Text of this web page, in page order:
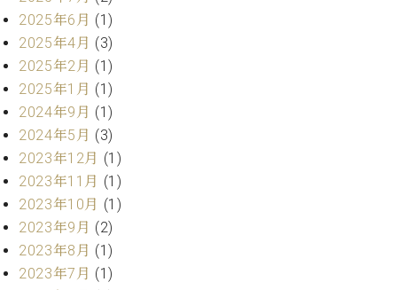
タ
イ
ン
コ
ン
サ
ー
ト
グ
ン
ド
ピ
ア
イ
ン・
シ
ュ
ー
実
績
ホ
ー
ル・
ッ
ス
ン
イ
ベ
ト
理
店
主
催
イ
シュ
ーレ
音楽
教室
ベ
シ
ュ
タ
イ
ン
・
お
問
合
せ
2025年6月 (1)
2025年4月 (3)
2025年2月 (1)
2025年1月 (1)
2024年9月 (1)
2024年5月 (3)
2023年12月 (1)
2023年11月 (1)
2023年10月 (1)
2023年9月 (2)
2023年8月 (1)
2023年7月 (1)